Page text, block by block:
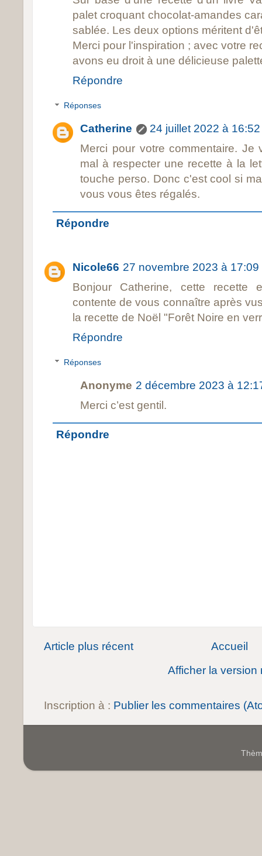
palet croquant chocolat-amandes
sablée. Les deux options méritent
Merci pour l'inspiration ; avec votre
avons eu droit à une délicieuse
Répondre
Réponses
Catherine
24 juillet 2022 à 16:52
Merci pour votre commentaire.
mal à respecter une recette à la
touche perso. Donc c'est cool si
vous vous êtes régalés.
Répondre
Nicole66 27 novembre 2023 à 17:09
Bonjour Catherine, cette recette
contente de vous connaître après
la recette de Noël "Forêt Noire en
Répondre
Réponses
Anonyme 2 décembre 2023 à
Merci c’est gentil.
Répondre
Article plus récent
Accueil
Afficher la version
Inscription à : Publier les commentaires